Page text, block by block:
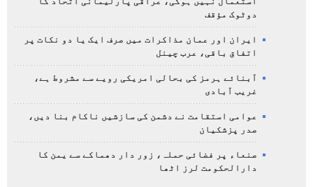
دوٹوک مؤقف
ایران اور عمان مذاکرات میں صرف ایک یا دو نکات پر
اتفاق باقی، عرب چینل
آبنائے ہرمز کی بحالی امریکی رویے سے مشروط ہے،
غریب آبادی
عوامی استقامت نے دشمن کی سازشیں ناکام بنا دیں،
صدر پزشکیان
صنعاء پر فضائی حملہ، زور دار دھماکے سے یمن کا
دارالحکومت لرز اٹھا